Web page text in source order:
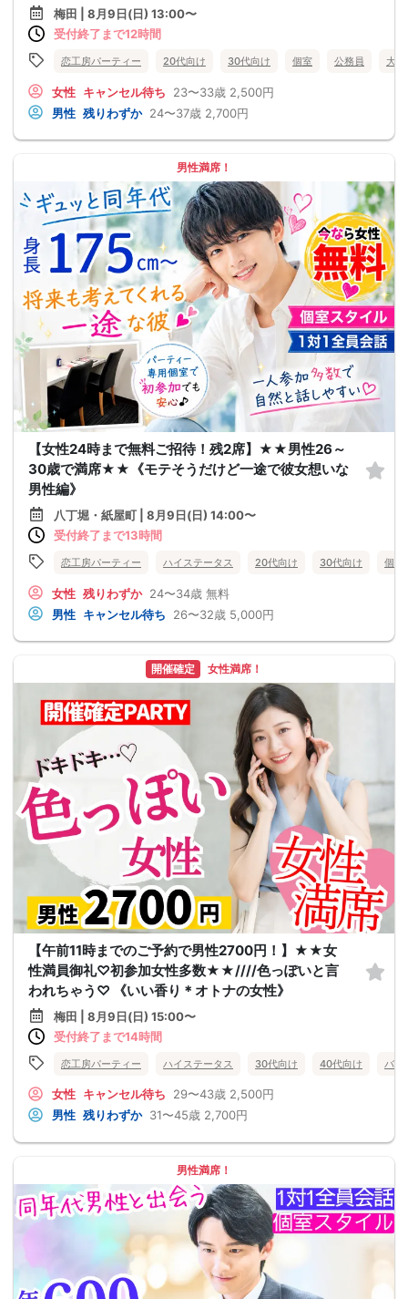
梅田 | 8月9日(日) 13:00〜
受付終了まで12時間
恋工房パーティー 20代向け 30代向け 個室 公務員 大
女性 キャンセル待ち 23〜33歳 2,500円
男性 残りわずか 24〜37歳 2,700円
男性満席！
【女性24時まで無料ご招待！残2席】★★男性26～
30歳で満席★★《モテそうだけど一途で彼女想いな
男性編》
八丁堀・紙屋町 | 8月9日(日) 14:00〜
受付終了まで13時間
恋工房パーティー ハイステータス 20代向け 30代向け 個室
女性 残りわずか 24〜34歳 無料
男性 キャンセル待ち 26〜32歳 5,000円
開催確定 女性満席！
【午前11時までのご予約で男性2700円！】★★女
性満員御礼♡初参加女性多数★★////色っぽいと言
われちゃう♡ 《いい香り＊オトナの女性》
梅田 | 8月9日(日) 15:00〜
受付終了まで14時間
恋工房パーティー ハイステータス 30代向け 40代向け バツ
女性 キャンセル待ち 29〜43歳 2,500円
男性 残りわずか 31〜45歳 2,700円
男性満席！